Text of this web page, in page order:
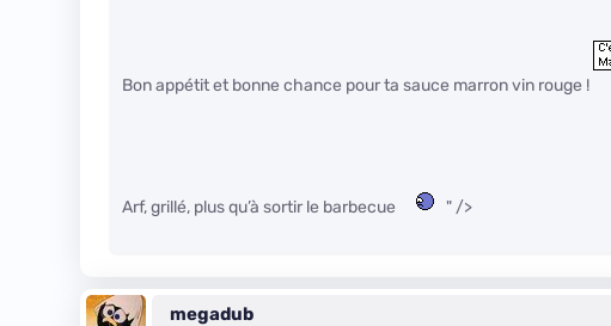
Bon appétit et bonne chance pour ta sauce marron vin rouge !
Arf, grillé, plus qu’à sortir le barbecue " />
megadub